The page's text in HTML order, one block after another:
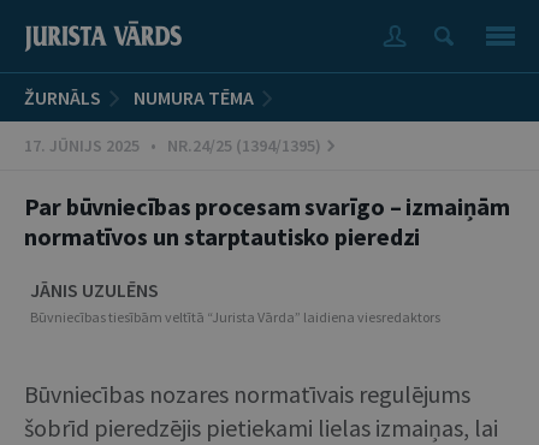
ŽURNĀLS NUMURA TĒMA
17. JŪNIJS 2025 • NR.24/25 (1394/1395)
Par būvniecības procesam svarīgo – izmaiņām
normatīvos un starptautisko pieredzi
JĀNIS UZULĒNS
Būvniecības tiesībām veltītā “Jurista Vārda” laidiena viesredaktors
Būvniecības nozares normatīvais regulējums
šobrīd pieredzējis pietiekami lielas izmaiņas, lai